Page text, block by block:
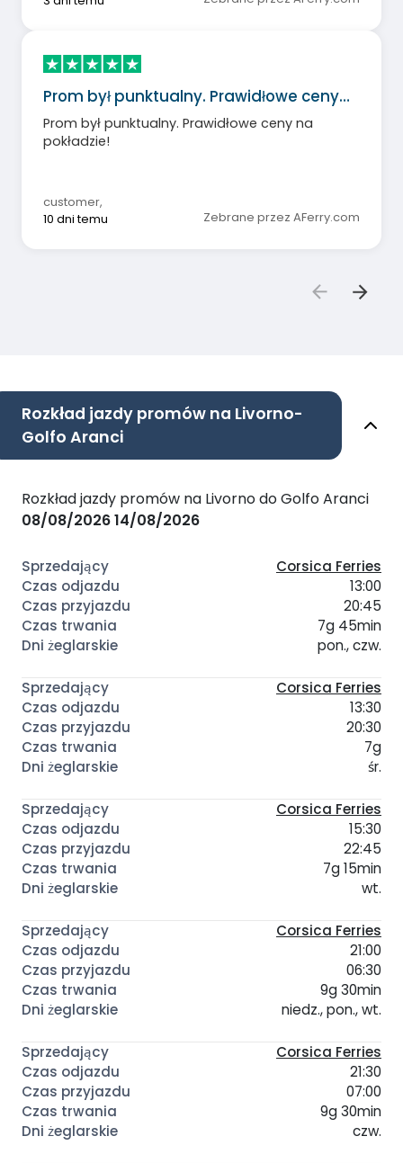
Prom był punktualny. Prawidłowe ceny…
Prom był punktualny. Prawidłowe ceny na
pokładzie!
customer,
10 dni temu
Zebrane przez AFerry.com
Rozkład jazdy promów na Livorno-
Golfo Aranci
Rozkład jazdy promów na Livorno do Golfo Aranci
08/08/202614/08/2026
Corsica Ferries
13:00
20:45
7g 45min
pon., czw.
Corsica Ferries
13:30
20:30
7g
śr.
Corsica Ferries
15:30
22:45
7g 15min
wt.
Corsica Ferries
21:00
06:30
9g 30min
niedz., pon., wt.
Corsica Ferries
21:30
07:00
9g 30min
czw.